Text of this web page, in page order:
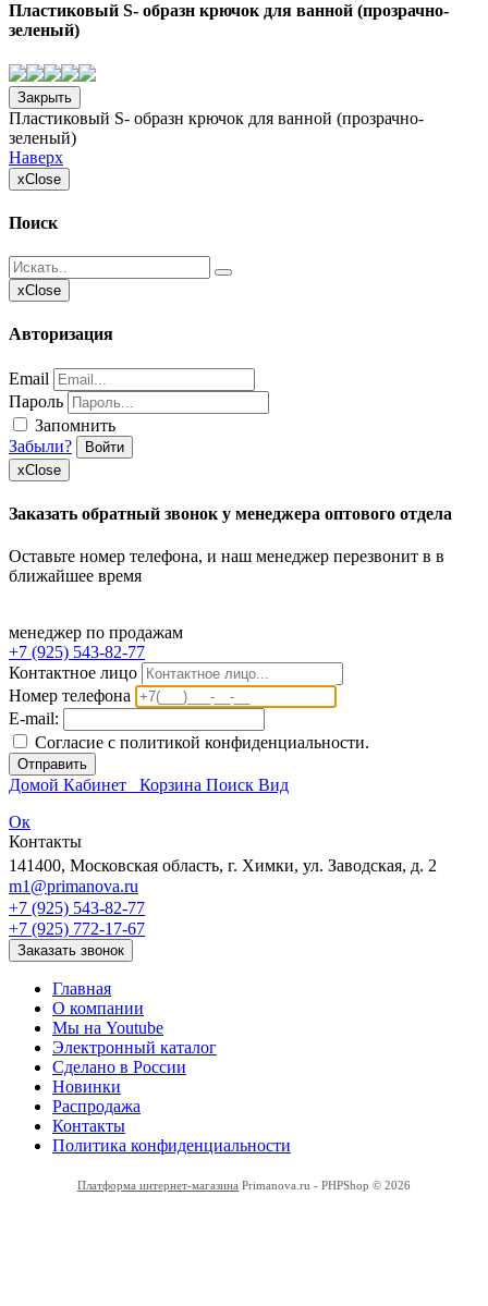
Пластиковый S- образн крючок для ванной (прозрачно-
зеленый)
Закрыть
Пластиковый S- образн крючок для ванной (прозрачно-
зеленый)
Наверх
xClose
Поиск
xClose
Авторизация
Email
Пароль
Запомнить
Забыли?
Войти
xClose
Заказать обратный звонок у менеджера оптового отдела
Оставьте номер телефона, и наш менеджер перезвонит в в
ближайшее время
менеджер по продажам
+7 (925) 543-82-77
Контактное лицо
Номер телефона
E-mail:
Согласие с политикой конфиденциальности.
Отправить
Домой Кабинет Корзина Поиск Вид
Ок
Контакты
141400, Московская область, г. Химки, ул. Заводская, д. 2
m1@primanova.ru
+7 (925) 543-82-77
+7 (925) 772-17-67
Заказать звонок
Главная
О компании
Мы на Youtube
Электронный каталог
Сделано в России
Новинки
Распродажа
Контакты
Политика конфиденциальности
Платформа интернет-магазина Primanova.ru - PHPShop © 2026